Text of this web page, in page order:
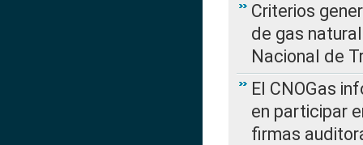
Criterios
de gas
Nacional de
El CNOGas
en participar
firmas